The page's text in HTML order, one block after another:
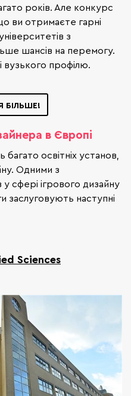
років. Але конкурс
ви отримаєте гарні
з
шансів на перемогу.
вузького профілю.
БІЛЬШЕ!
в Європі
освітніх установ,
Одними з
сфері ігрового дизайну
заслуговують наступні
Sciences